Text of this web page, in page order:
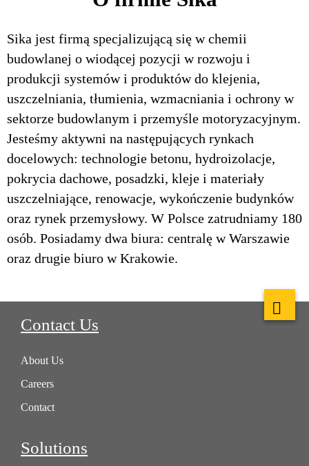
Sika jest firmą specjalizującą się w chemii
budowlanej o wiodącej pozycji w rozwoju i
produkcji systemów i produktów do klejenia,
uszczelniania, tłumienia, wzmacniania i ochrony w
sektorze budowlanym i przemyśle motoryzacyjnym.
Jesteśmy aktywni na następujących rynkach
docelowych: technologie betonu, hydroizolacje,
pokrycia dachowe, posadzki, kleje i materiały
uszczelniające, renowacje, wykończenie budynków
oraz rynek przemysłowy. W Polsce zatrudniamy 180
osób. Posiadamy dwa biura: centralę w Warszawie
oraz drugie biuro w Krakowie.
Contact Us
About Us
Careers
Contact
Solutions